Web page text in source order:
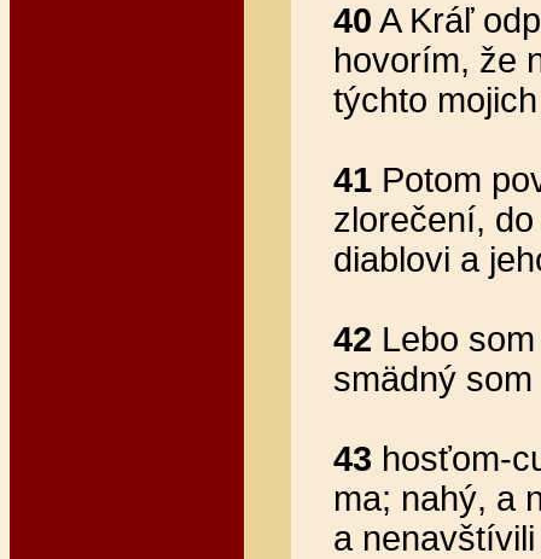
40 A Kráľ
hovorím, že
týchto
41Potom
zlorečení,
diablovi a
42 Lebo
smädný
43 hosťom-
ma; nahý, a
a